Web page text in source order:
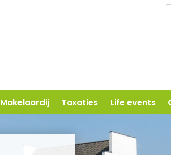
Makelaardij Taxaties Life events